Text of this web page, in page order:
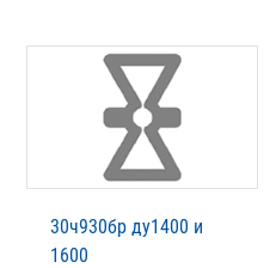
30ч930бр ду1400 и
1600